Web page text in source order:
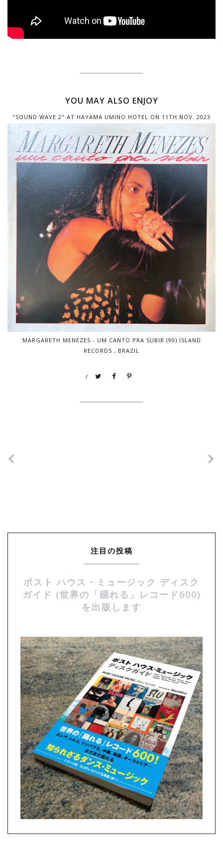
YOU MAY ALSO ENJOY
"SOUND WAVE 2" AT HAYAMA UMINO HOTEL ON 11TH NOV. 2023
MARGARETH MENEZES - UM CANTO PRA SUBIR (90) ISLAND
RECORDS , BRAZIL
/
注目の投稿
ポスト ハウス・ミュージック ディスク
ガイド (世界の「踊れる」レコード600)
を出版します